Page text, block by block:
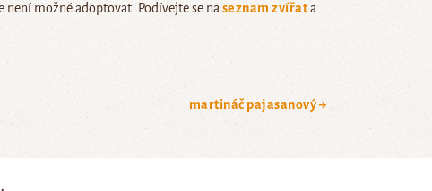
není možné adoptovat. Podívejte se naseznam zvířata
martináč pajasanový →